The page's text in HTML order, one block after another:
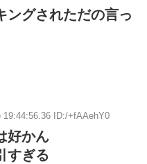
ングされただの言っ
19:44:56.36 ID:/+fAAehY0
好かん
すぎる